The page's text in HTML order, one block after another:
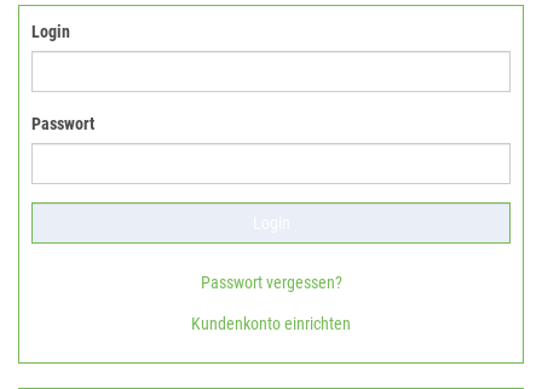
Login
Passwort
Passwort vergessen?
Kundenkonto einrichten